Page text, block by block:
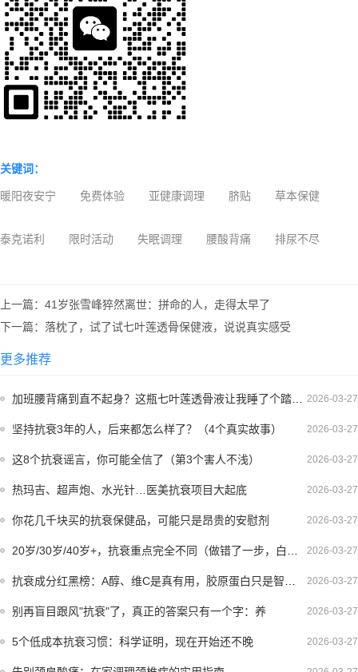
关键词：
暖阳夜安宁 免费体验 亚健康调理 脐贴 草本保健
泰克诺利 限时活动 失眠调理 腰酸背痛 排尿不尽
上一篇：41岁张雪峰猝然离世：拼命的人，走得太早了
下一篇：落枕了，试了试七叶莲透骨保健液，说说真实感受
更多推荐
2026-03-27
加班腰背痛到直不起身？这瓶七叶莲透骨液让我睡了个踏实觉
2026-03-27
坚持抗衰3年的人，后来都怎么样了？（4个真实故事）
2026-03-27
这8个抗衰谣言，你可能全信了（第3个害人不浅）
2026-03-27
热玛吉、超声炮、水光针…医美抗衰项目大起底
2026-03-27
你花几千块买的抗衰保健品，可能只是昂贵的安慰剂
2026-03-27
20岁/30岁/40岁+，抗衰重点完全不同（做错了一步，白费好几年）
2026-03-27
抗衰成分红黑榜：A醇、维C是真有用，胶原蛋白只是智商税
2026-03-27
别再盲目跟风"抗衰"了，真正的答案只有一个字：养
2026-03-27
5个低成本抗衰习惯：科学证明，现在开始还不晚